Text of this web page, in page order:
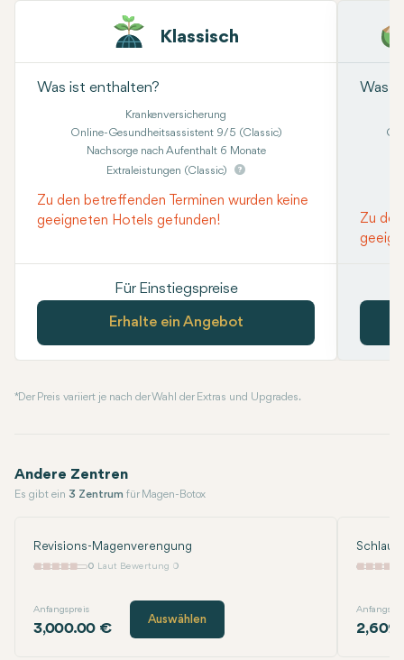
Klassisch
Was ist enthalten?
Krankenversicherung
Online-Gesundheitsassistent 9/5 (Classic)
Nachsorge nach Aufenthalt 6 Monate
Extraleistungen (Classic)
Zu den betreffenden Terminen wurden keine
geeigneten Hotels gefunden!
Für Einstiegspreise
Erhalte ein Angebot
Was
Zu
* Der Preis variiert je nach der Wahl der Extras und Upgrades.
Andere Zentren
Es gibt ein 3 Zentrum für Magen-Botox
Revisions-Magenverengung
0 Laut Bewertung 0
Anfangspreis
3,000.00 €
Auswählen